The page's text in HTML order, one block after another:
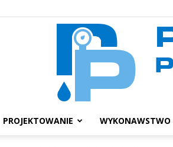
PROJEKTOWANIE WYKONAWSTWO